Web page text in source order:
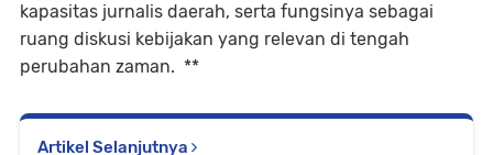
kapasitas jurnalis daerah, serta fungsinya sebagai
ruang diskusi kebijakan yang relevan di tengah
perubahan zaman. **
Artikel Selanjutnya